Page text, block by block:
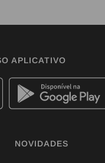
APLICATIVO
NOVIDADES